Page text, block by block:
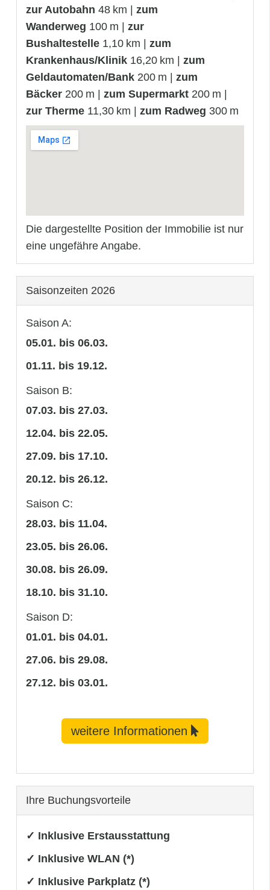
zur Autobahn 48 km | zum
Wanderweg 100 m | zur
Bushaltestelle 1,10 km | zum
Krankenhaus/Klinik 16,20 km | zum
Geldautomaten/Bank 200 m | zum
Bäcker 200 m | zum Supermarkt 200 m |
zur Therme 11,30 km | zum Radweg 300 m
Die dargestellte Position der Immobilie ist nur
eine ungefähre Angabe.
Saisonzeiten 2026
Saison A:
05.01. bis 06.03.
01.11. bis 19.12.
Saison B:
07.03. bis 27.03.
12.04. bis 22.05.
27.09. bis 17.10.
20.12. bis 26.12.
Saison C:
28.03. bis 11.04.
23.05. bis 26.06.
30.08. bis 26.09.
18.10. bis 31.10.
Saison D:
01.01. bis 04.01.
27.06. bis 29.08.
27.12. bis 03.01.
weitere Informationen
Ihre Buchungsvorteile
✓ Inklusive Erstausstattung
✓ Inklusive WLAN (*)
✓ Inklusive Parkplatz (*)